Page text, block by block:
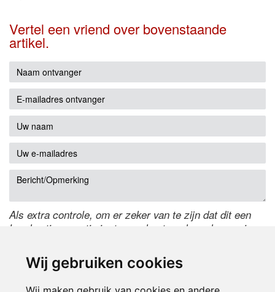
Wij gebruiken cookies
Vertel een vriend over bovenstaande
artikel.
Als extra controle, om er zeker van te zijn dat dit een
handmatige reactie is, typ onderstaande code over in
de code te wijzigen.